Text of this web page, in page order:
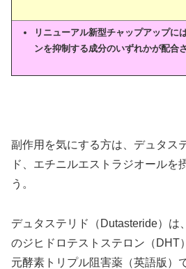
リニューアル新型チャップアップに
ンを抑制する成分のいずれかが配合
副作用を気にする方は、デュタス
ド、エチニルエストラジオールを
う。
デュタステリド（Dutasteride）は
のジヒドロテストステロン（DHT
元酵素トリプル阻害薬（英語版）